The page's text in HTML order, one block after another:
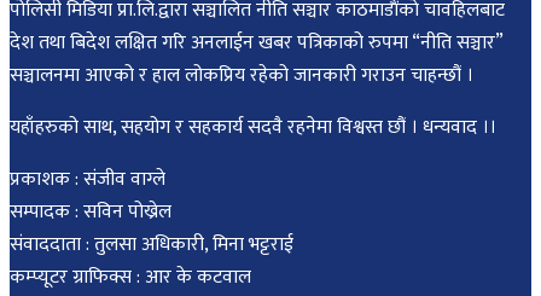
पोलिसी मिडिया प्रा.लि.द्वारा सञ्चालित नीति सञ्चार काठमाडाैंकाे चावहिलबाट
देश तथा बिदेश लक्षित गरि अनलाईन खबर पत्रिकाको रुपमा “नीति सञ्चार”
सञ्चालनमा आएको र हाल लोकप्रिय रहेको जानकारी गराउन चाहन्छौं ।
यहाँहरुको साथ, सहयोग र सहकार्य सदवै रहनेमा विश्वस्त छौं । धन्यवाद ।।
प्रकाशक : संजीव वाग्ले
सम्पादक : सविन पोख्रेल
संवाददाता : तुलसा अधिकारी, मिना भट्टराई
कम्प्यूटर ग्राफिक्स : आर के कटवाल